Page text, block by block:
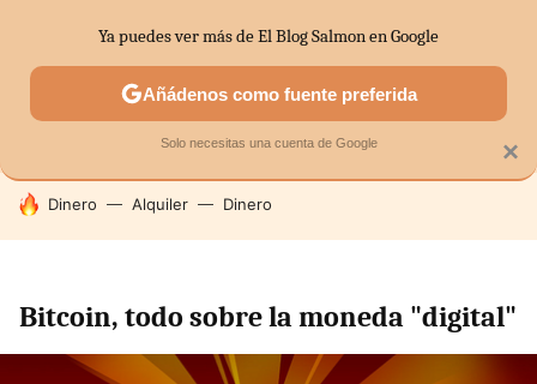
SECTORES ECONOMÍA DOMÉSTICA MERCADOS
HOY SE HABLA DE
Dinero Alquiler Dinero
Bitcoin, todo sobre la moneda "digital"
×
Ya puedes ver más de El Blog Salmon en Google
Añádenos como fuente preferida
Solo necesitas una cuenta de Google